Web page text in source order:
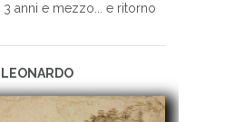
3 anni e mezzo... e ritorno
LEONARDO